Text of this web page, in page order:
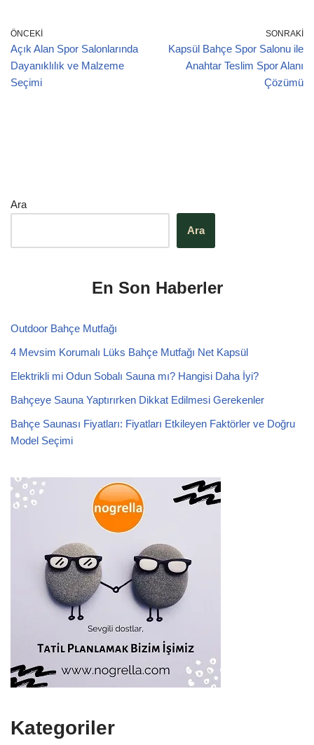
ÖNCEKI
Açık Alan Spor Salonlarında
Dayanıklılık ve Malzeme
Seçimi
SONRAKI
Kapsül Bahçe Spor Salonu ile
Anahtar Teslim Spor Alanı
Çözümü
Ara
Ara
En Son Haberler
Outdoor Bahçe Mutfağı
4 Mevsim Korumalı Lüks Bahçe Mutfağı Net Kapsül
Elektrikli mi Odun Sobalı Sauna mı? Hangisi Daha İyi?
Bahçeye Sauna Yaptırırken Dikkat Edilmesi Gerekenler
Bahçe Saunası Fiyatları: Fiyatları Etkileyen Faktörler ve Doğru
Model Seçimi
Kategoriler